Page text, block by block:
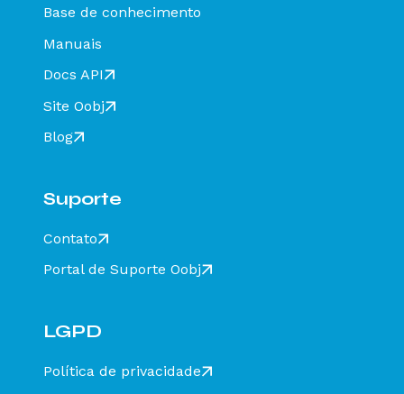
Rejeição 649: CT-e emitido em ambiente de
diferente de CT-E EMITIDO EM AMBIENTE DE
resolver?
Rejeição 211: IE do substituto inválida - Como
- Como resolver?
homologação com Razão Social do recebedor
HOMOLOGACAO - SEM VALOR FISCAL - Como
completo - Como resolver?
6932 - Como resolver?
Base de conhecimento
Manuais
Docs API
Site Oobj
Blog
Suporte
Contato
Portal de Suporte Oobj
LGPD
Política de privacidade